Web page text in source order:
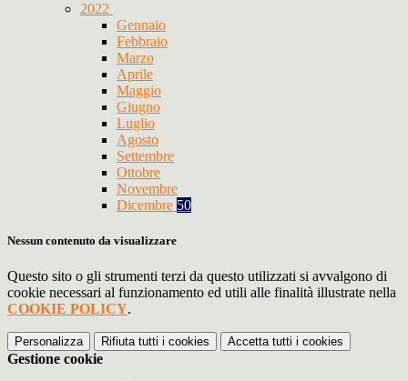
2022
Gennaio
Febbraio
Marzo
Aprile
Maggio
Giugno
Luglio
Agosto
Settembre
Ottobre
Novembre
Dicembre 50
Nessun contenuto da visualizzare
Questo sito o gli strumenti terzi da questo utilizzati si avvalgono di
cookie necessari al funzionamento ed utili alle finalità illustrate nella
COOKIE POLICY.
Personalizza Rifiuta tutti i cookies Accetta tutti i cookies
Gestione cookie